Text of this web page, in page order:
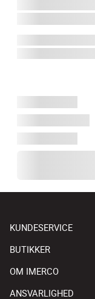
KUNDESERVICE
BUTIKKER
OM IMERCO
ANSVARLIGHED